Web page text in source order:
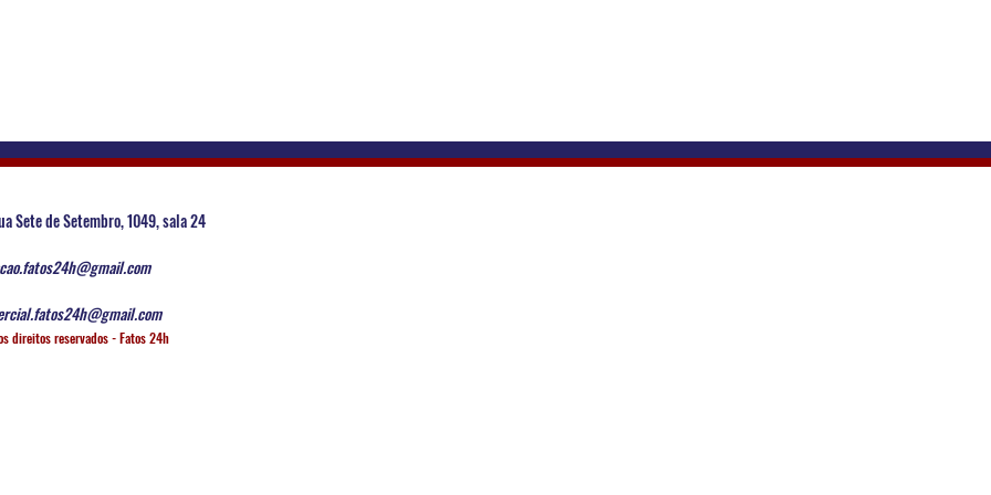
Sete de Setembro, 1049, sala 24
direitos reservados - Fatos 24h